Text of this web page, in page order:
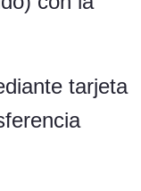
tarjeta